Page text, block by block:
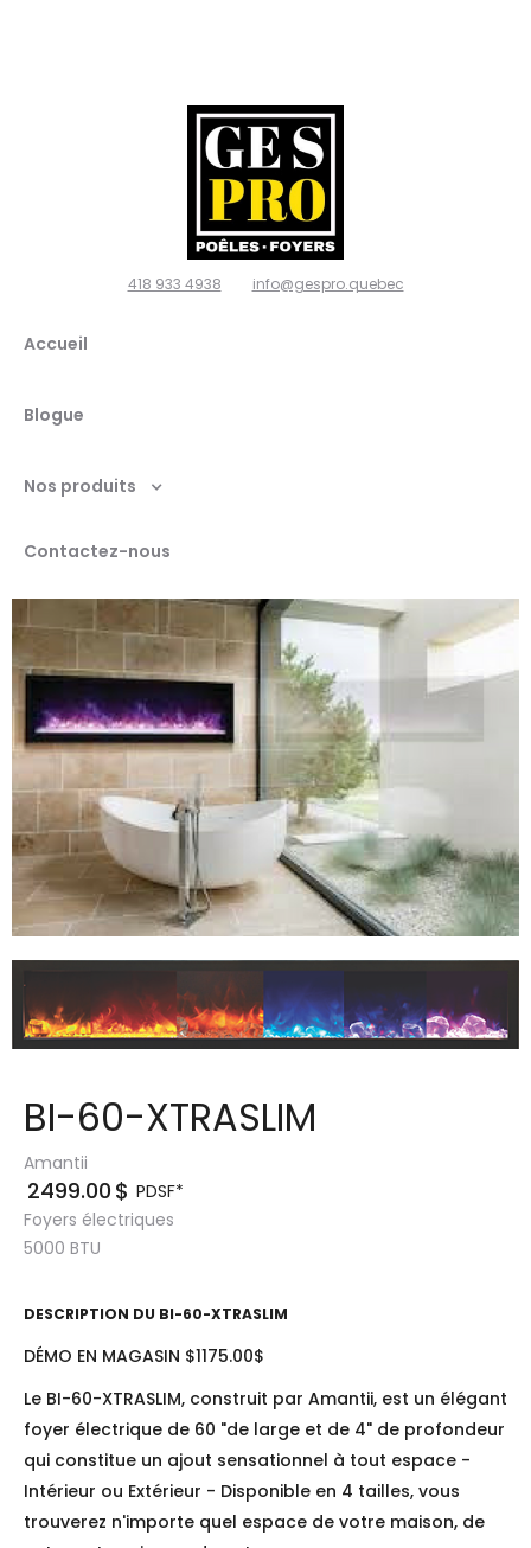
et
foyers,
Ville de
Québec
G2N
418 933 4938 info@gespro.quebec
Accueil
Blogue
Nos produits
Contactez-nous
BI-60-XTRASLIM
Amantii
2499.00 $ PDSF*
Foyers électriques
5000 BTU
DESCRIPTION DU BI-60-XTRASLIM
DÉMO EN MAGASIN $1175.00$
Le BI-60-XTRASLIM, construit par Amantii, est un élégant
foyer électrique de 60 "de large et de 4" de profondeur
qui constitue un ajout sensationnel à tout espace -
Intérieur ou Extérieur - Disponible en 4 tailles, vous
trouverez n'importe quel espace de votre maison, de